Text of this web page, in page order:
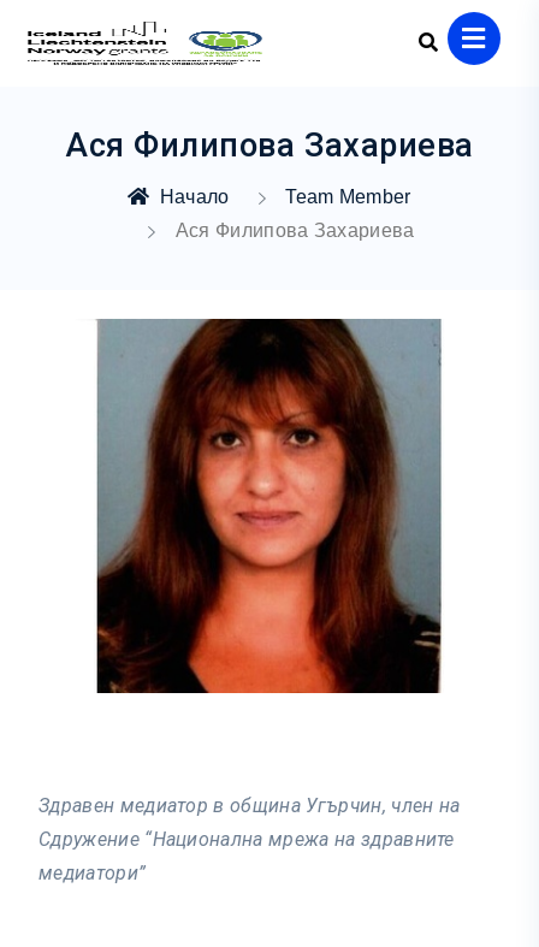
Ася Филипова Захариева
Начало
Team Member
Ася Филипова Захариева
Здравен медиатор в община Угърчин, член на
Сдружение “Национална мрежа на здравните
медиатори”